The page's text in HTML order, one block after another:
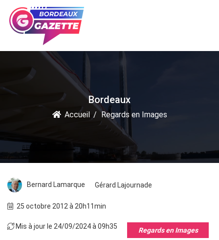
Bordeaux
Accueil Regards en Images
Bernard Lamarque Gérard Lajournade
25 octobre 2012 à 20h11min
Mis à jour le 24/09/2024 à 09h35 Regards en Images